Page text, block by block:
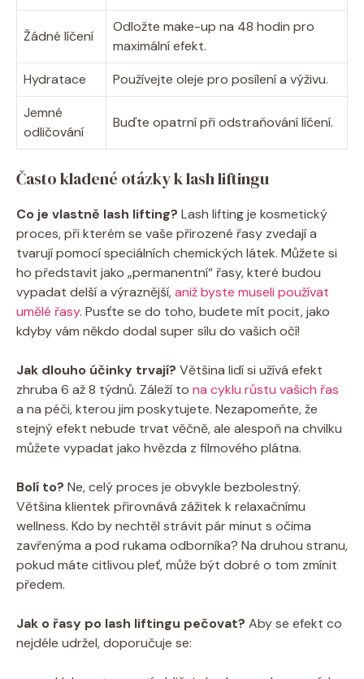
Žádné líčení
Odložte make-up na 48 hodin pro
maximální efekt.
Hydratace
Používejte oleje pro posílení a výživu.
Jemné
odličování
Buďte opatrní při odstraňování líčení.
Často kladené otázky k lash liftingu
Co je vlastně lash lifting? Lash lifting je kosmetický
proces, při kterém se vaše přirozené řasy zvedají a
tvarují pomocí speciálních chemických látek. Můžete si
ho představit jako „permanentní“ řasy, které budou
vypadat delší a výraznější,aniž byste museli používat
umělé řasy. Pusťte se do toho, budete mít pocit, jako
kdyby vám někdo dodal super sílu do vašich očí!
Jak dlouho účinky trvají? Většina lidí si užívá efekt
zhruba 6 až 8 týdnů. Záleží to na cyklu růstu vašich řas
a na péči, kterou jim poskytujete. Nezapomeňte, že
stejný efekt nebude trvat věčně, ale alespoň na chvilku
můžete vypadat jako hvězda z filmového plátna.
Bolí to? Ne, celý proces je obvykle bezbolestný.
Většina klientek přirovnává zážitek k relaxačnímu
wellness. Kdo by nechtěl strávit pár minut s očima
zavřenýma a pod rukama odborníka? Na druhou stranu,
pokud máte citlivou pleť, může být dobré o tom zmínit
předem.
Jak o řasy po lash liftingu pečovat? Aby se efekt co
nejdéle udržel, doporučuje se: